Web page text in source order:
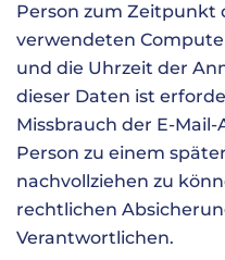
Person zum Zeitpunkt
verwendeten
und die Uhrzeit der
dieser Daten ist
Missbrauch der E-
Person zu einem
nachvollziehen zu
rechtlichen
Verantwortlichen.